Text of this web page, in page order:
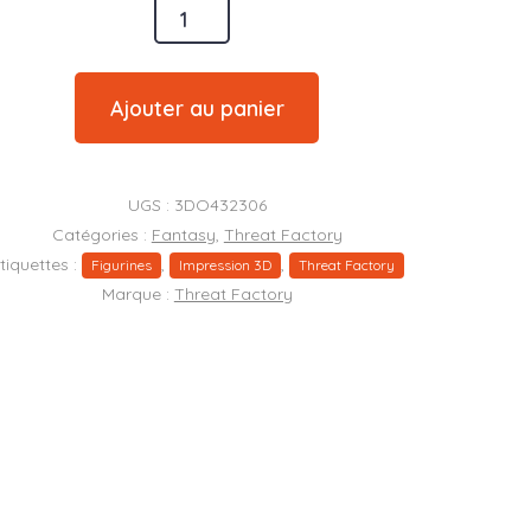
Ajouter au panier
UGS : 3DO432306
Catégories : Fantasy, Threat Factory
:
Figurines , Impression 3D , Threat Factory
Marque : Threat Factory